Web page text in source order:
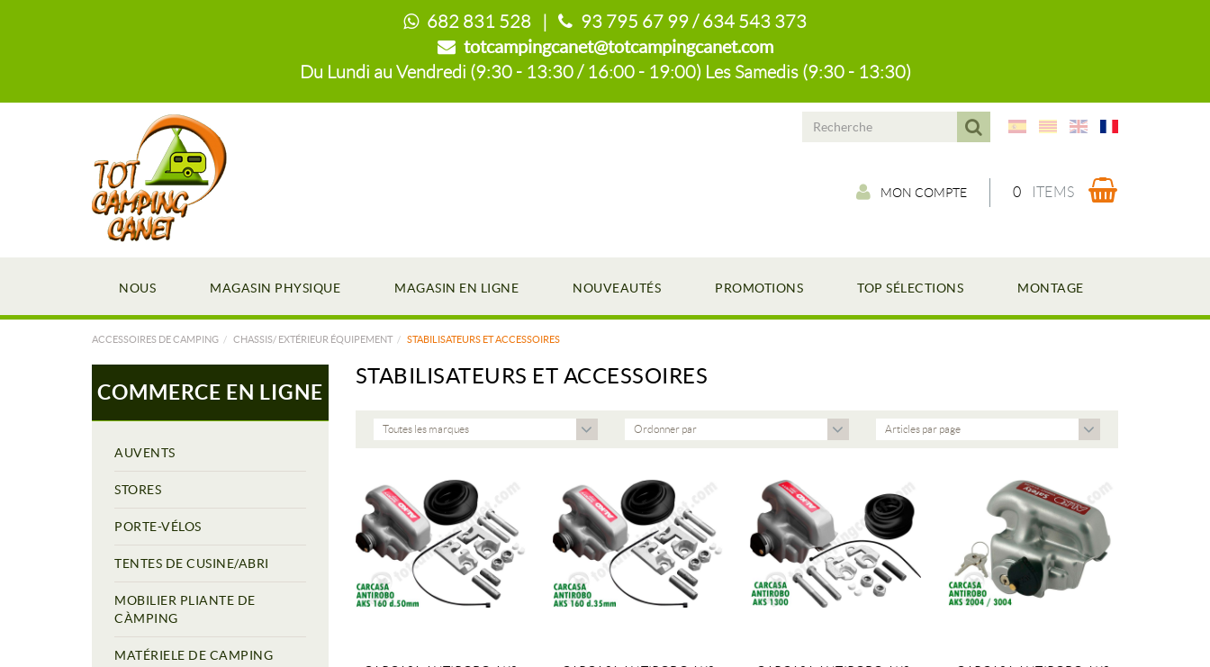
682 831 528 |
93 795 67 99 / 634 543 373
totcampingcanet@totcampingcanet.com
Du Lundi au Vendredi (9:30 - 13:30 / 16:00 - 19:00) Les Samedis (9:30 - 13:30)
MON COMPTE 0 ITEMS
NOUS MAGASIN PHYSIQUE MAGASIN EN LIGNE NOUVEAUTÉS PROMOTIONS TOP SÉLECTIONS MONTAGE
ACCESSOIRES DE CAMPING CHASSIS/ EXTÉRIEUR ÉQUIPEMENT STABILISATEURS ET ACCESSOIRES
COMMERCE EN LIGNE
AUVENTS
STORES
PORTE-VÉLOS
TENTES DE CUSINE/ABRI
MOBILIER PLIANTE DE
CÀMPING
MATÉRIELE DE CAMPING
STABILISATEURS ET ACCESSOIRES
Toutes les marques Ordonner par Articles par page